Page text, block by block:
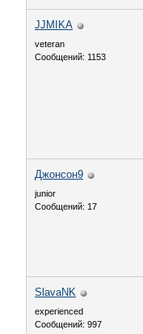
JJMIKA
veteran
Сообщений: 1153
Джонсон9
junior
Сообщений: 17
SlavaNK
experienced
Сообщений: 997